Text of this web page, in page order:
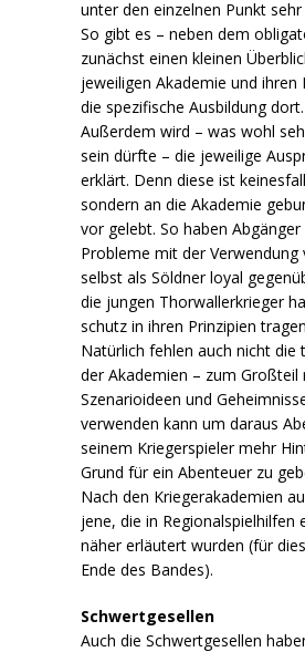
unter den einzelnen Punkt
So gibt es – neben dem
zunächst einen kleinen
jeweiligen Akademie und
die spezifische Ausbildung dort.
Außerdem wird – was wohl
sein dürfte – die jeweilige
erklärt. Denn diese ist
sondern an die Akademie
vor gelebt. So haben
Probleme mit der
selbst als Söldner loyal
die jungen Thorwallerkrieger
schutz in ihren Prinzipien
Natürlich fehlen auch nicht die
der Akademien – zum
Szenarioideen und
verwenden kann um daraus
seinem Kriegerspieler mehr
Grund für ein Abenteuer zu
Nach den Kriegerakademien
jene, die in Regionalspielhilfen
näher erläutert wurden (für
Ende des Bandes).
Schwertgesellen
Auch die Schwertgesellen